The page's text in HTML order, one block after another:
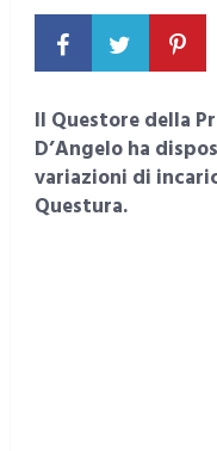
Il Questore della
D’Angelo ha
variazioni di
Questura.